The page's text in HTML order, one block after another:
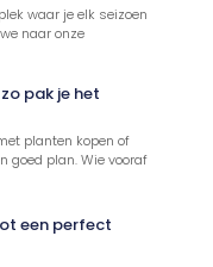
waar je elk seizoen
naar onze
pak je het
planten kopen of
goed plan. Wie vooraf
een perfect